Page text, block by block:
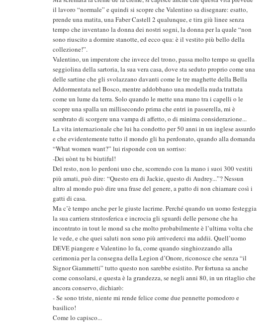
il lavoro “normale” e quindi si scopre che Valentino sa disegnare: esatto,
prende una matita, una Faber Castell 2 qualunque, e tira giù linee senza
tempo che inventano la donna dei nostri sogni, la donna per la quale “non
sono riuscito a dormire stanotte, ed ecco qua: è il vestito più bello della
collezione!”.
Valentino, un imperatore che invece del trono, passa molto tempo su quella
seggiolina della sartoria, la sua vera casa, dove sta seduto proprio come una
delle sartine che gli svolazzano davanti come le tre maghette della Bella
Addormentata nel Bosco, mentre addobbano una modella nuda trattata
come un lume da terra. Solo quando le mette una mano tra i capelli o le
scopre una spalla un millisecondo prima che entri in passerella, mi è
sembrato di scorgere una vampa di affetto, o di minima considerazione...
La vita internazionale che lui ha condotto per 50 anni in un inglese assurdo
e che evidentemente tutto il mondo gli ha perdonato, quando alla domanda
“What women want?” lui risponde con un sorriso:
-Dei uònt tu bi biutiful!
Del resto, non lo perdoni uno che, scorrendo con la mano i suoi 300 vestiti
più amati, può dire: “Questo era di Jackie, questo di Audrey...”? Nessun
altro al mondo può dire una frase del genere, a patto di non chiamare così i
gatti di casa.
Ma c’è tempo anche per le giuste lacrime. Perché quando un uomo festeggia
la sua carriera stratosferica e incrocia gli sguardi delle persone che ha
incontrato in tout le mond sa che molto probabilmente è l’ultima volta che
le vede, e che quei saluti non sono più arrivederci ma addii. Quell’uomo
DEVE piangere e Valentino lo fa, come quando singhiozzando alla
cerimonia per la consegna della Legion d’Onore, riconosce che senza “il
Signor Giammetti” tutto questo non sarebbe esistito. Per fortuna sa anche
come consolarsi, e questa è la grandezza, se negli anni 80, in un ritaglio che
ancora conservo, dichiarò:
- Se sono triste, niente mi rende felice come due pennette pomodoro e
basilico!
Come lo capisco...